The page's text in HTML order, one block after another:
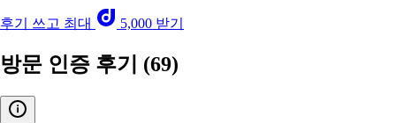
후기 쓰고 최대 5,000 받기
방문 인증 후기 (69)